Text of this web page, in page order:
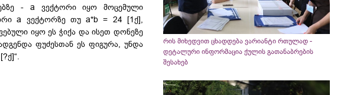
- a ვექტორი იყო მოცემული
a ვექტორზე თუ a*b = 24 [1ქ],
იყო ეს ჭიქა და ისეთ დონეზე
ფუძესთან ეს ფიგურა, უნდა
რის მიხედვით ცხადდება ვარიანტი რთულად -
დეტალური ინფორმაცია ქულის გათანაბრების
შესახებ